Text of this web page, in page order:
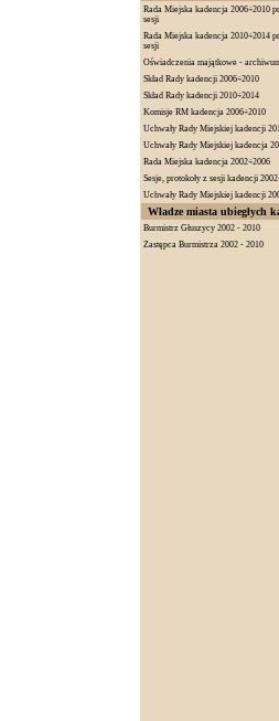
Rada Miejska kadencja 2006÷2010
sesji
Rada Miejska kadencja 2010÷2014
sesji
Oświadczenia majątkowe -
Skład Rady kadencji 2006÷2010
Skład Rady kadencji 2010÷2014
Komisje RM kadencja 2006÷2010
Uchwały Rady Miejskiej kadencji
Uchwały Rady Miejskiej kadencja
Rada Miejska kadencja 2002÷2006
Sesje, protokoły z sesji kadencji
Uchwały Rady Miejskiej kadencji
Władze miasta ubiegłych
Burmistrz Głuszycy 2002 - 2010
Zastępca Burmistrza 2002 - 2010